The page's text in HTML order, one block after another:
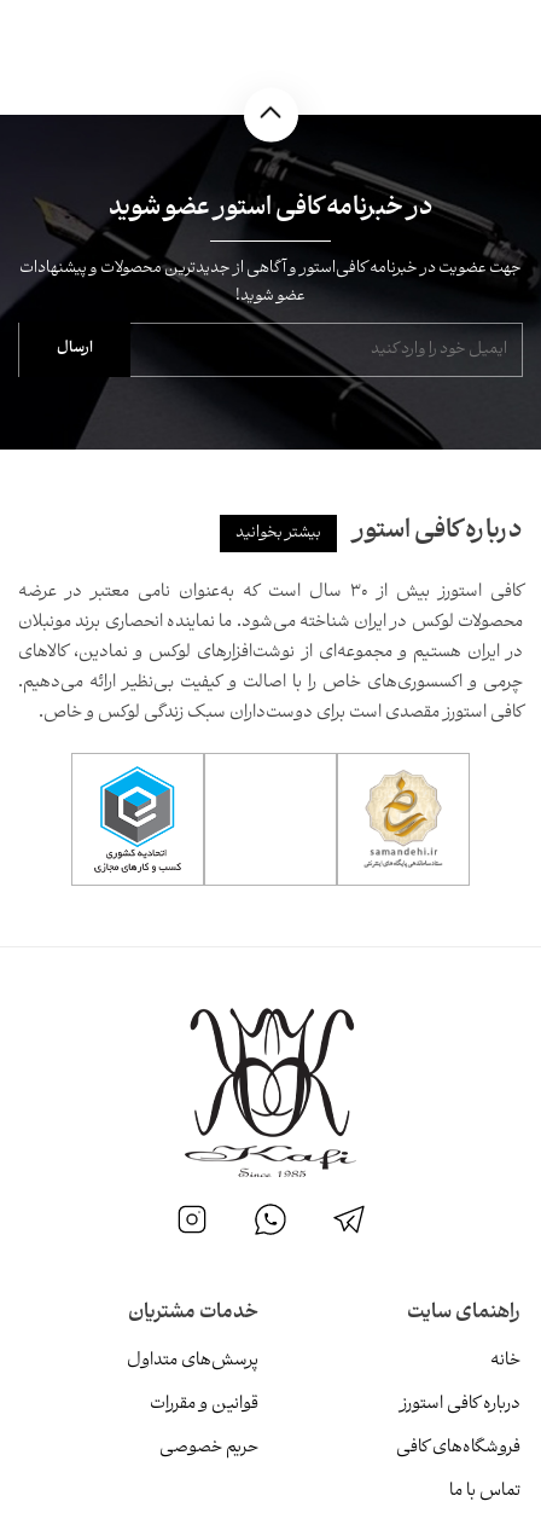
در خبرنامه کافی استور عضو شوید
جهت عضویت در خبرنامه کافی‌استور و آگاهی از جدیدترین محصولات و پیشنهادات
عضو شوید!
درباره کافی استور بیشتر بخوانید
کافی استورز بیش از ۳۰ سال است که به‌عنوان نامی معتبر در عرضه
محصولات لوکس در ایران شناخته می‌شود. ما نماینده انحصاری برند مونبلان
در ایران هستیم و مجموعه‌ای از نوشت‌افزارهای لوکس و نمادین، کالاهای
چرمی و اکسسوری‌های خاص را با اصالت و کیفیت بی‌نظیر ارائه می‌دهیم.
کافی استورز مقصدی است برای دوست‌داران سبک زندگی لوکس و خاص.
راهنمای سایت
خانه
درباره کافی استورز
فروشگاه‌های کافی
تماس با ما
خدمات مشتریان
پرسش‌های متداول
قوانین و مقررات
حریم خصوصی